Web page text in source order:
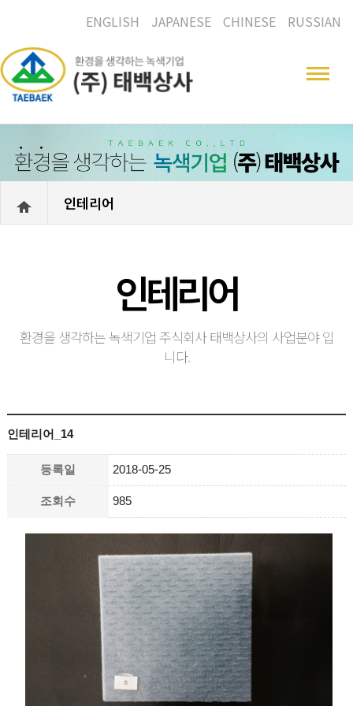
ENGLISH JAPANESE CHINESE RUSSIAN
인테리어
인테리어
환경을 생각하는 녹색기업 주식회사 태백상사의 사업분야 입
니다.
인테리어_14
등록일 2018-05-25
조회수 985